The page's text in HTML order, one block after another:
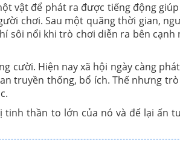
vật để phát ra được tiếng động
chơi. Sau một quãng thời gian,
nổi khi trò chơi diễn ra bên
Hiện nay xã hội ngày càng
truyền thống, bổ ích. Thế nhưng
thần to lớn của nó và để lại ấn